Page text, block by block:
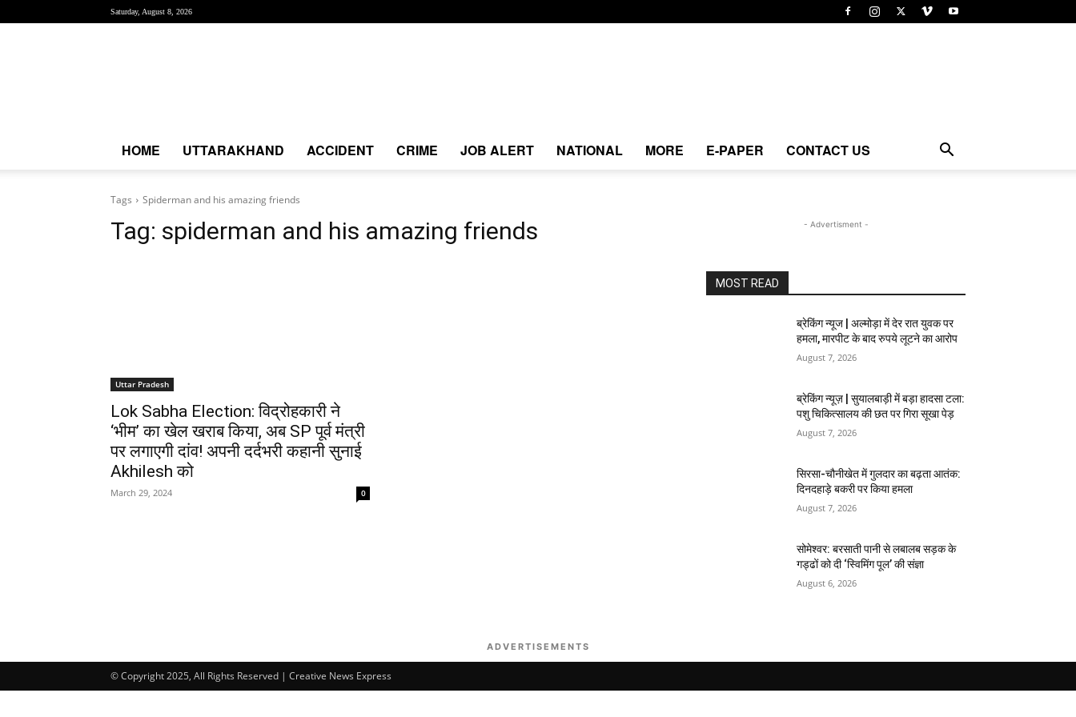
Saturday, August 8, 2026
HOME UTTARAKHAND ACCIDENT CRIME JOB ALERT NATIONAL MORE E-PAPER CONTACT US
Tags Spiderman and his amazing friends
Tag: spiderman and his amazing friends
Uttar Pradesh
Lok Sabha Election: विद्रोहकारी ने
‘भीम’ का खेल खराब किया, अब SP पूर्व मंत्री
पर लगाएगी दांव! अपनी दर्दभरी कहानी सुनाई
Akhilesh को
March 29, 2024 0
- Advertisment -
MOST READ
ब्रेकिंग न्यूज | अल्मोड़ा में देर रात युवक पर
हमला, मारपीट के बाद रुपये लूटने का आरोप
August 7, 2026
ब्रेकिंग न्यूज़ | सुयालबाड़ी में बड़ा हादसा टला:
पशु चिकित्सालय की छत पर गिरा सूखा पेड़
August 7, 2026
सिरसा-चौनीखेत में गुलदार का बढ़ता आतंक:
दिनदहाड़े बकरी पर किया हमला
August 7, 2026
सोमेश्वर: बरसाती पानी से लबालब सड़क के
गड्ढों को दी ‘स्विमिंग पूल’ की संज्ञा
August 6, 2026
ADVERTISEMENTS
© Copyright 2025, All Rights Reserved | Creative News Express